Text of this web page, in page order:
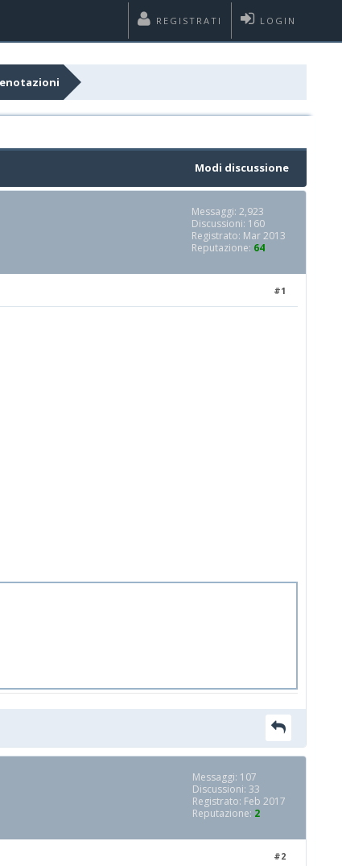
LOGIN
REGISTRATI
Modi discussione
Messaggi: 2,923
Discussioni: 160
Registrato: Mar 2013
Reputazione: 64
#1
Messaggi: 107
Discussioni: 33
Registrato: Feb 2017
Reputazione: 2
#2